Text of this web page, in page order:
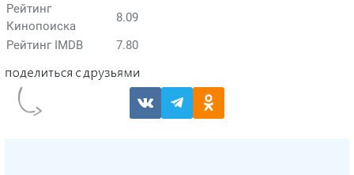
Рейтинг
Кинопоиска
8.09
Рейтинг IMDB
7.80